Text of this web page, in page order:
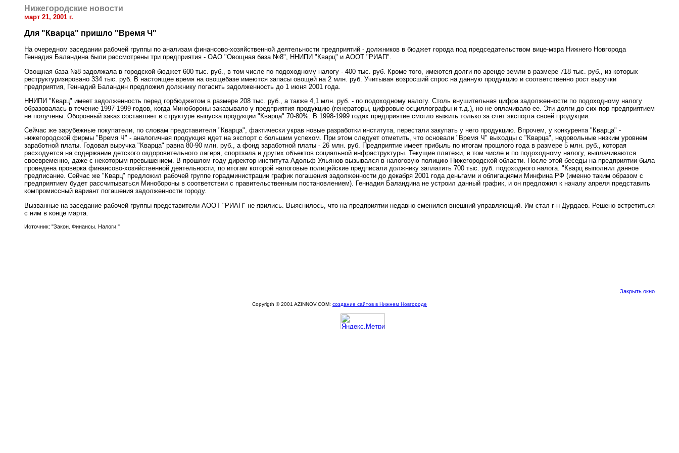
Нижегородские новости
март 21, 2001 г.
Для "Кварца" пришло "Время Ч"
На очередном заседании рабочей группы по анализам финансово-хозяйственной деятельности предприятий - должников в бюджет города под председательством вице-мэра Нижнего Новгорода
Геннадия Баландина были рассмотрены три предприятия - ОАО "Овощная база №8", ННИПИ "Кварц" и АООТ "РИАП".
Овощная база №8 задолжала в городской бюджет 600 тыс. руб., в том числе по подоходному налогу - 400 тыс. руб. Кроме того, имеются долги по аренде земли в размере 718 тыс. руб., из которых
реструктуризировано 334 тыс. руб. В настоящее время на овощебазе имеются запасы овощей на 2 млн. руб. Учитывая возросший спрос на данную продукцию и соответственно рост выручки
предприятия, Геннадий Баландин предложил должнику погасить задолженность до 1 июня 2001 года.
ННИПИ "Кварц" имеет задолженность перед горбюджетом в размере 208 тыс. руб., а также 4,1 млн. руб. - по подоходному налогу. Столь внушительная цифра задолженности по подоходному налогу
образовалась в течение 1997-1999 годов, когда Минобороны заказывало у предприятия продукцию (генераторы, цифровые осциллографы и т.д.), но не оплачивало ее. Эти долги до сих пор предприятием
не получены. Оборонный заказ составляет в структуре выпуска продукции "Кварца" 70-80%. В 1998-1999 годах предприятие смогло выжить только за счет экспорта своей продукции.
Сейчас же зарубежные покупатели, по словам представителя "Кварца", фактически украв новые разработки института, перестали закупать у него продукцию. Впрочем, у конкурента "Кварца" -
нижегородской фирмы "Время Ч" - аналогичная продукция идет на экспорт с большим успехом. При этом следует отметить, что основали "Время Ч" выходцы с "Кварца", недовольные низким уровнем
заработной платы. Годовая выручка "Кварца" равна 80-90 млн. руб., а фонд заработной платы - 26 млн. руб. Предприятие имеет прибыль по итогам прошлого года в размере 5 млн. руб., которая
расходуется на содержание детского оздоровительного лагеря, спортзала и других объектов социальной инфраструктуры. Текущие платежи, в том числе и по подоходному налогу, выплачиваются
своевременно, даже с некоторым превышением. В прошлом году директор института Адольф Ульянов вызывался в налоговую полицию Нижегородской области. После этой беседы на предприятии была
проведена проверка финансово-хозяйственной деятельности, по итогам которой налоговые полицейские предписали должнику заплатить 700 тыс. руб. подоходного налога. "Кварц выполнил данное
предписание. Сейчас же "Кварц" предложил рабочей группе горадминистрации график погашения задолженности до декабря 2001 года деньгами и облигациями Минфина РФ (именно таким образом с
предприятием будет рассчитываться Минобороны в соответствии с правительственным постановлением). Геннадия Баландина не устроил данный график, и он предложил к началу апреля представить
компромиссный вариант погашения задолженности городу.
Вызванные на заседание рабочей группы представители АООТ "РИАП" не явились. Выяснилось, что на предприятии недавно сменился внешний управляющий. Им стал г-н Дурдаев. Решено встретиться
с ним в конце марта.
Источник: "Закон. Финансы. Налоги."
Закрыть окно
Copyrigth © 2001 AZINNOV.COM: создание сайтов в Нижнем Новгороде